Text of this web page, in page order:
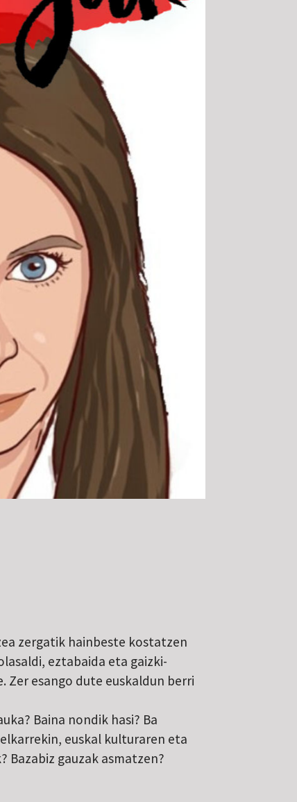
zergatik hainbeste kostatzen
eztabaida eta gaizki-
Zer esango dute euskaldun berri
Baina nondik hasi? Ba
euskal kulturaren eta
gauzak asmatzen?